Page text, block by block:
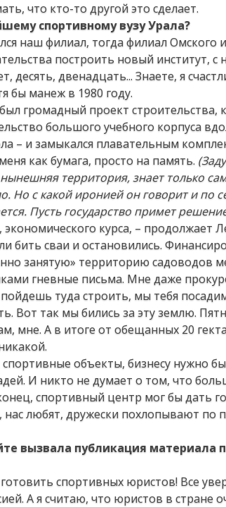
что кто-то другой это сделает.
спортивному вузу Урала?
наш филиал, тогда филиал Омского
построить новый институт,
двенадцать... Знаете, я
бы манеж в 1980 году.
громадный проект
большого учебного корпуса
– и замыкался плавательным
как бумага, просто на память.
территория, знает только
Но с какой иронией он говорит и по
Пусть государство примет
экономического курса, –
бить сваи и остановились.
занятую» территорию садоводов
гневные письма. Мне даже
туда строить, мы тебя
Вот так мы бились за эту землю.
мне. А в итоге от обещанных 20
объекты, бизнесу нужно
И никто не думает о том, что
спортивный центр мог бы дать
любят, дружески похлопывают по
вызвала публикация материала
спортивных юристов! Все
А я считаю, что юристов в стране